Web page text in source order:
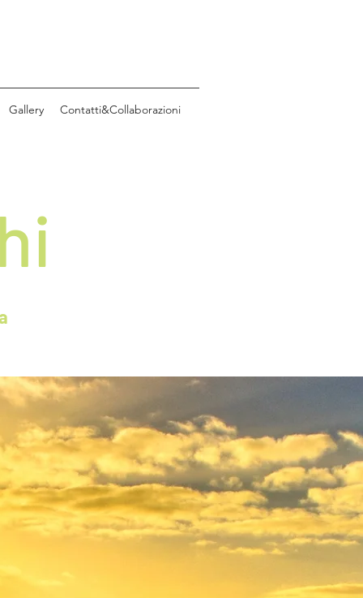
Gallery Contatti&Collaborazioni